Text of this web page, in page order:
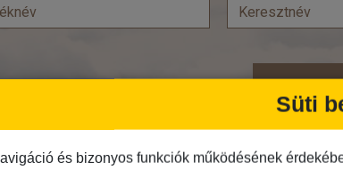
Süti
és bizonyos funkciók működésének